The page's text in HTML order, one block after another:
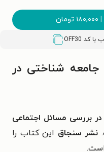
| ۱۸۰,۰۰۰ تومان
OFF30
جامعه شناختی در
بررسی مسائل اجتماعی
نشر سنجاق این کتاب را